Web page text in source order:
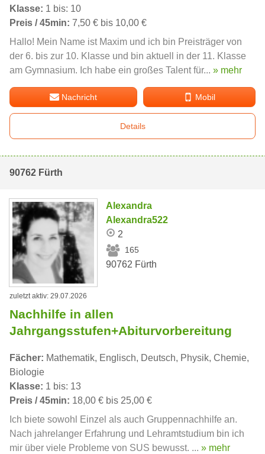
Klasse: 1 bis: 10
Preis / 45min: 7,50 € bis 10,00 €
Hallo! Mein Name ist Maxim und ich bin Preisträger von
der 6. bis zur 10. Klasse und bin aktuell in der 11. Klasse
am Gymnasium. Ich habe ein großes Talent für... » mehr
Nachricht Mobil
Details
90762 Fürth
Alexandra
Alexandra522
2
165
90762 Fürth
zuletzt aktiv: 29.07.2026
Nachhilfe in allen
Jahrgangsstufen+Abiturvorbereitung
Fächer: Mathematik, Englisch, Deutsch, Physik, Chemie,
Biologie
Klasse: 1 bis: 13
Preis / 45min: 18,00 € bis 25,00 €
Ich biete sowohl Einzel als auch Gruppennachhilfe an.
Nach jahrelanger Erfahrung und Lehramtstudium bin ich
mir über viele Probleme von SUS bewusst. ... » mehr